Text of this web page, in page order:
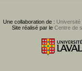
Une collaboration de : Université
Site réalisé par le Centre de